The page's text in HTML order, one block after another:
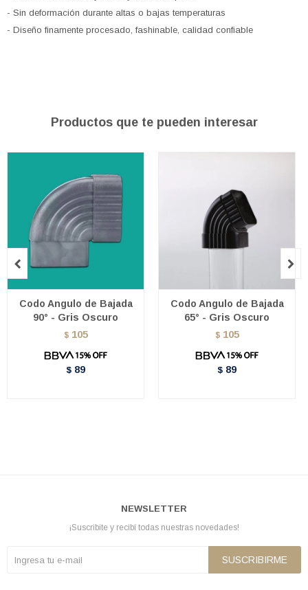
- Sin deformación durante altas o bajas temperaturas
- Diseño finamente procesado, fashinable, calidad confiable
Productos que te pueden interesar
Codo Angulo de Bajada
90° - Gris Oscuro
$ 105
$ 89
Codo Angulo de Bajada
65° - Gris Oscuro
$ 105
$ 89
 
NEWSLETTER
¡Suscribite y recibí todas nuestras novedades!
SUSCRIBIRME